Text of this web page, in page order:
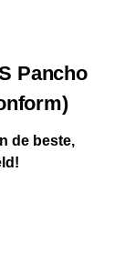
Pancho
de beste,